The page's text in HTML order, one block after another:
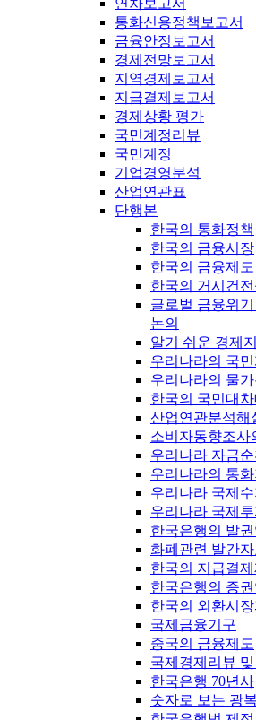
연차보고서
통화신용정책보고서
금융안정보고서
경제전망보고서
지역경제보고서
지급결제보고서
경제상황 평가
국민계정리뷰
국민계정
기업경영분석
산업연관표
단행본
한국의 통화정책
한국의 금융시장
한국의 금융제도
한국의 거시건
글로벌 금융위
논의
알기 쉬운 경제
우리나라의 국민
우리나라의 물가
한국의 국민대
산업연관분석해
소비자동향조사
우리나라 자금
우리나라의 통
우리나라 국제
우리나라 국제
한국은행의 발
화폐관련 발간자
한국의 지급결제
한국은행의 증
한국의 외환시
국제금융기구
중국의 금융제도
국제경제리뷰 및
한국은행 70년사
숫자로 보는 광